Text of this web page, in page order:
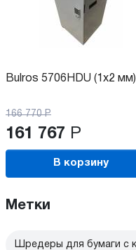
Bulros 5706HDU (1x2 мм)
166 770 Р
161 767 Р
В корзину
Метки
Шредеры для бумаги с